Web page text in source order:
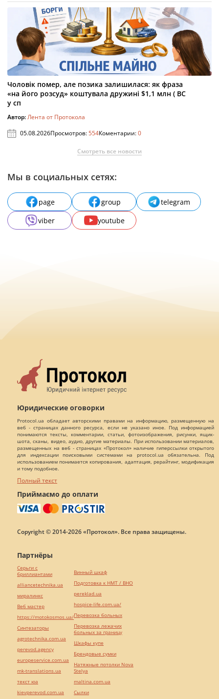
Чоловік помер, але позика залишилася: як фраза
«на його розсуд» коштувала дружині $1,1 млн ( ВС
у сп
Автор:Лента от Протокола
05.08.2026Просмотров:554Коментарии:0
Смотреть все новости
Мы в социальных сетях:
page group
telegram
viber
youtube
Юридические оговорки
Protocol.ua обладает авторскими правами на информацию, размещенную на
веб - страницах данного ресурса, если не указано иное. Под информацией
понимаются тексты, комментарии, статьи, фотоизображения, рисунки, ящик-
шота, сканы, видео, аудио, другие материалы. При использовании материалов,
размещенных на веб - страницах «Протокол» наличие гиперссылки открытого
для индексации поисковыми системами на protocol.ua обязательна. Под
использованием понимается копирования, адаптация, рерайтинг, модификация
и тому подобное.
Полный текст
Приймаємо до оплати
Copyright © 2014-2026 «Протокол». Все права защищены.
Партнёры
Серьги с
бриллиантами
alliancetechnika.ua
миралинкс
Веб мастер
https://motokosmos.ua/
Синтезаторы
agrotechnika.com.ua
perevod.agency
europeservice.com.ua
mk-translations.ua
текст юа
kievperevod.com.ua
Винный шкаф
Подготовка к НМТ / ВНО
pereklad.ua
hospice-life.com.ua/
Перевозка больных
Перевозка лежачих
больных за границу
Шкафы купе
Брендовые сумки
Натяжные потолки Nova
Stelya
maltina.com.ua
Cылки